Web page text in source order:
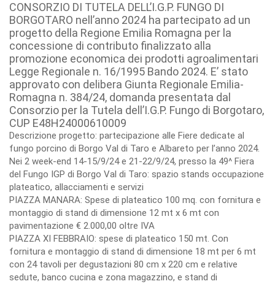
CONSORZIO DI TUTELA DELL’I.G.P. FUNGO DI
BORGOTARO nell’anno 2024 ha partecipato ad un
progetto della Regione Emilia Romagna per la
concessione di contributo finalizzato alla
promozione economica dei prodotti agroalimentari
Legge Regionale n. 16/1995 Bando 2024. E’ stato
approvato con delibera Giunta Regionale Emilia-
Romagna n. 384/24, domanda presentata dal
Consorzio per la Tutela dell’I.G.P. Fungo di Borgotaro,
CUP E48H24000610009
Descrizione progetto: partecipazione alle Fiere dedicate al
fungo porcino di Borgo Val di Taro e Albareto per l’anno 2024.
Nei 2 week-end 14-15/9/24 e 21-22/9/24, presso la 49^ Fiera
del Fungo IGP di Borgo Val di Taro: spazio stands occupazione
plateatico, allacciamenti e servizi
PIAZZA MANARA: Spese di plateatico 100 mq. con fornitura e
montaggio di stand di dimensione 12 mt x 6 mt con
pavimentazione € 2.000,00 oltre IVA
PIAZZA XI FEBBRAIO: spese di plateatico 150 mt. Con
fornitura e montaggio di stand di dimensione 18 mt per 6 mt
con 24 tavoli per degustazioni 80 cm x 220 cm e relative
sedute, banco cucina e zona magazzino, e stand di